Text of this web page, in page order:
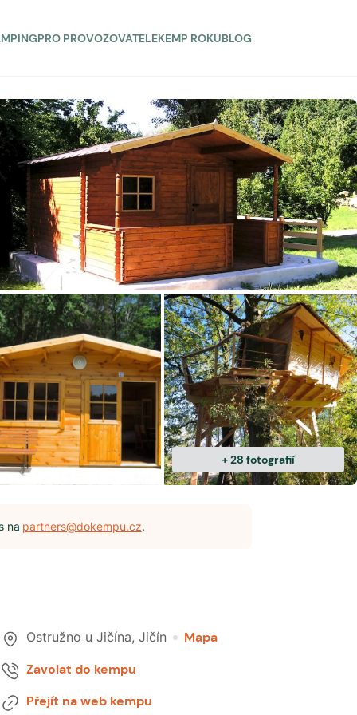
PRO PROVOZOVATELEKEMP ROKUBLOG
+28 fotografií
na partners@dokempu.cz.
Ostružno u Jičína, Jičín
Mapa
Zavolat do kempu
Přejít na web kempu